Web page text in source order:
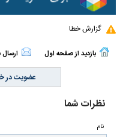
گزارش خطا
بازدید از صفحه اول
عضویت در
نظرات شما
نام